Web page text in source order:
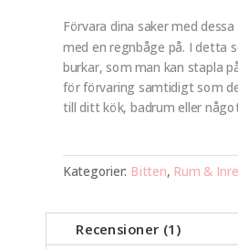
Förvara dina saker med
med en regnbåge på. I detta
burkar, som man kan stapla
för förvaring samtidigt som
till ditt kök, badrum eller
Kategorier: Bitten, Rum &
Recensioner (1)